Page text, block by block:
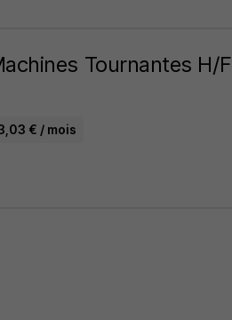
Tournantes H/F
€ / mois